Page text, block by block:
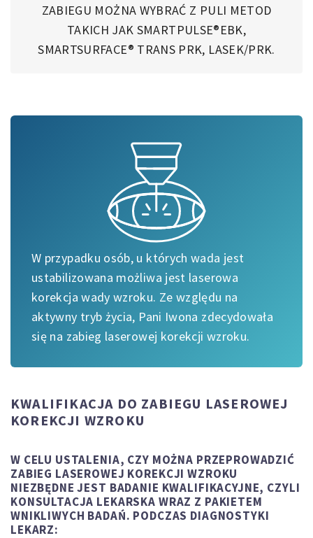
ZABIEGU MOŻNA WYBRAĆ Z PULI METOD
TAKICH JAK SMARTPULSE®EBK,
SMARTSURFACE® TRANS PRK, LASEK/PRK.
W przypadku osób, u których wada jest
ustabilizowana możliwa jest laserowa
korekcja wady wzroku. Ze względu na
aktywny tryb życia, Pani Iwona zdecydowała
się na zabieg laserowej korekcji wzroku.
KWALIFIKACJA DO ZABIEGU LASEROWEJ
KOREKCJI WZROKU
W CELU USTALENIA, CZY MOŻNA PRZEPROWADZIĆ
ZABIEG LASEROWEJ KOREKCJI WZROKU
NIEZBĘDNE JEST BADANIE KWALIFIKACYJNE, CZYLI
KONSULTACJA LEKARSKA WRAZ Z PAKIETEM
WNIKLIWYCH BADAŃ. PODCZAS DIAGNOSTYKI
LEKARZ: